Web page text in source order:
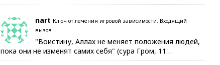
nart Ключ от лечения игровой зависимости. Входящий
вызов
"Воистину, Аллах не меняет положения людей,
пока они не изменят самих себя" (сура Гром, 11…